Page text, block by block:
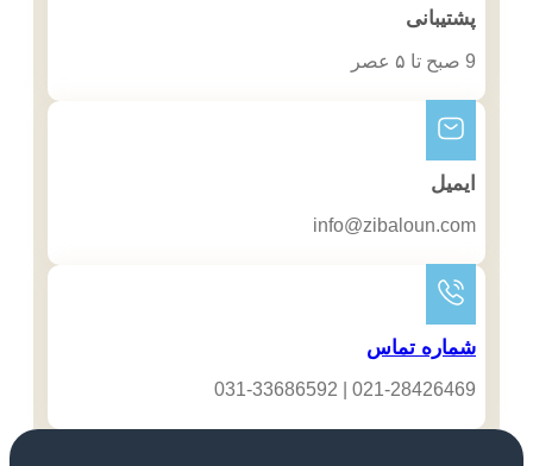
پشتیبانی
9 صبح تا ۵ عصر
ایمیل
info@zibaloun.com
شماره تماس
021-28426469 | 031-33686592